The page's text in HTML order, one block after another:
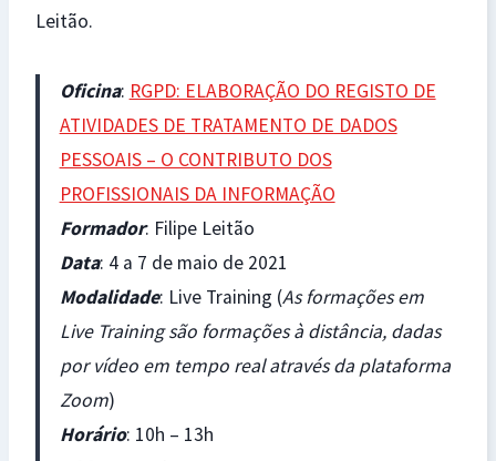
Leitão.
Oficina: RGPD: ELABORAÇÃO DO REGISTO DE
ATIVIDADES DE TRATAMENTO DE DADOS
PESSOAIS – O CONTRIBUTO DOS
PROFISSIONAIS DA INFORMAÇÃO
Formador: Filipe Leitão
Data: 4 a 7 de maio de 2021
Modalidade: Live Training (As formações em
Live Training são formações à distância, dadas
por vídeo em tempo real através da plataforma
Zoom)
Horário: 10h – 13h